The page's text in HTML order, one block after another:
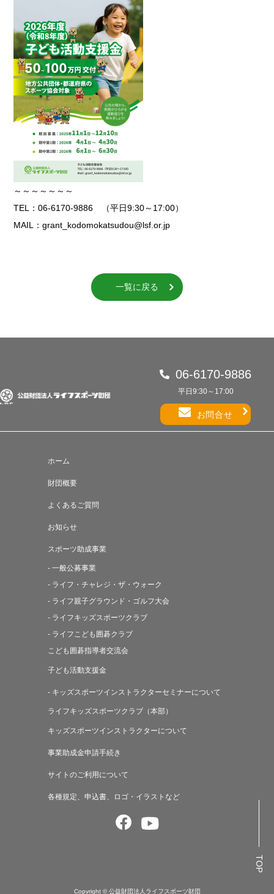
～～～～～～～
TEL：06-6170-9886 （平日9:30～17:00）
MAIL：grant_kodomokatsudou@lsf.or.jp
一覧に戻る
06-6170-9886
平日9:30～17:00
お問合せ
ホーム
財団概要
よくあるご質問
お知らせ
スポーツ助成事業
- 一般公募事業
- ライフ・チャレジ・ザ・ウォーク
- ライフ親子グラウンド・ゴルフ大会
- ライフキッズスポーツクラブ
- ライフこども囲碁クラブ
こども囲碁指導者交流会
子ども活動支援金
- キッズスポーツインストラクターセミナーについて
ライフキッズスポーツクラブ（本部）
キッズスポーツインストラクターについて
事業助成金申請手続き
サイトのご利用について
各種規定、申込書、ロゴ・イラストなど
Copyright © 公益財団法人ライフスポーツ財団
TOP